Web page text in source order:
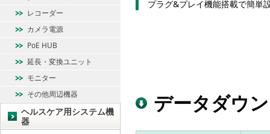
プラグ&プレイ機能搭載で簡単
データダウ
レコーダー
カメラ電源
PoE HUB
延長・変換ユニット
モニター
その他周辺機器
ヘルスケア用システム機
器